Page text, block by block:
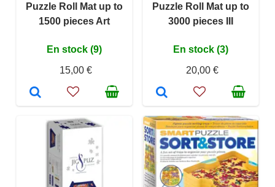
Puzzle Roll Mat up to
1500 pieces Art
En stock (9)
15,00 €
Puzzle Roll Mat up to
3000 pieces III
En stock (3)
20,00 €